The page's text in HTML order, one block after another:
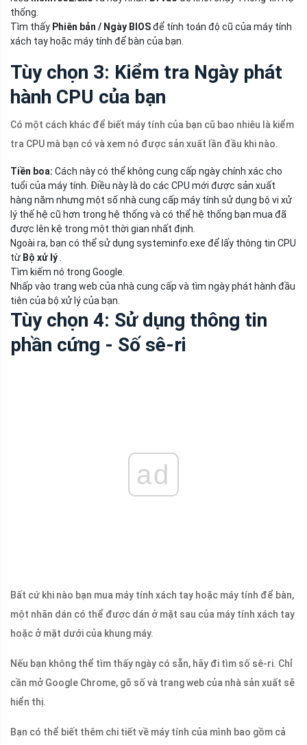
thống.
Tìm thấy Phiên bản / Ngày BIOSđể tính toán độ cũ của máy tính
xách tay hoặc máy tính để bàn của bạn.
Tùy chọn 3: Kiểm tra Ngày phát
hành CPU của bạn
Có một cách khác để biết máy tính của bạn cũ bao nhiêu là kiểm
tra CPU mà bạn có và xem nó được sản xuất lần đầu khi nào.
Tiền boa: Cách này có thể không cung cấp ngày chính xác cho
tuổi của máy tính. Điều này là do các CPU mới được sản xuất
hàng năm nhưng một số nhà cung cấp máy tính sử dụng bộ vi xử
lý thế hệ cũ hơn trong hệ thống và có thể hệ thống bạn mua đã
được lên kệ trong một thời gian nhất định.
Ngoài ra, bạn có thể sử dụng systeminfo.exe để lấy thông tin CPU
từ Bộ xử lý
Tìm kiếm nó trong Google.
Nhấp vào trang web của nhà cung cấp và tìm ngày phát hành đầu
tiên của bộ xử lý của bạn.
Tùy chọn 4: Sử dụng thông tin
phần cứng - Số sê-ri
ad
Bất cứ khi nào bạn mua máy tính xách tay hoặc máy tính để bàn,
một nhãn dán có thể được dán ở mặt sau của máy tính xách tay
hoặc ở mặt dưới của khung máy.
Nếu bạn không thể tìm thấy ngày có sẵn, hãy đi tìm số sê-ri. Chỉ
cần mở Google Chrome, gõ số và trang web của nhà sản xuất sẽ
hiển thị.
Bạn có thể biết thêm chi tiết về máy tính của mình bao gồm cả